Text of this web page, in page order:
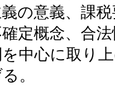
の意義、課
定概念、合
中心に取り
。